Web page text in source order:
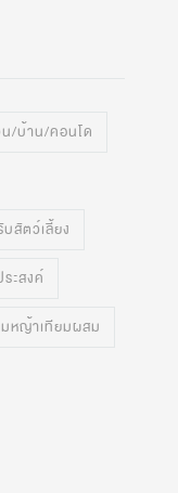
/บ้าน/คอนโด
บสัตว์เลี้ยง
ะสงค์
หญ้าเทียมผสม